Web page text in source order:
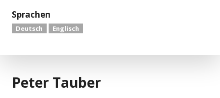
Sprachen
Deutsch Englisch
Peter Tauber